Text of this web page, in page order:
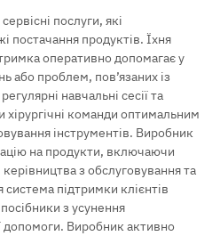
послуги, які
продуктів. Їхня
оперативно допомагає у
або проблем, пов’язаних із
навчальні сесії та
команди оптимальним
інструментів. Виробник
на продукти, включаючи
керівництва з обслуговування та
система підтримки клієнтів
з усунення
допомоги. Виробник активно